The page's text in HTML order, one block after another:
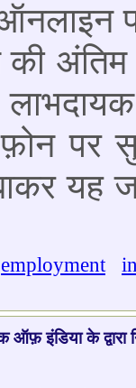
अंतिम
पर
यह
employment
इंडिया के द्वारा